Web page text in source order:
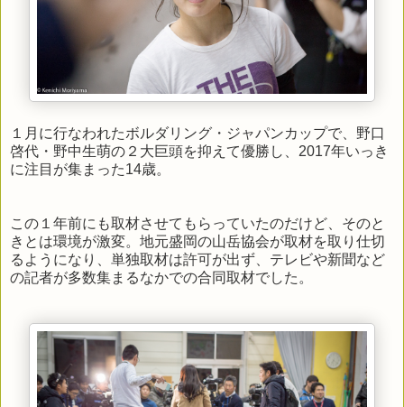
１月に行なわれたボルダリング・ジャパンカップで、野口
啓代・野中生萌の２大巨頭を抑えて優勝し、2017年いっき
に注目が集まった14歳。
この１年前にも取材させてもらっていたのだけど、そのと
きとは環境が激変。地元盛岡の山岳協会が取材を取り仕切
るようになり、単独取材は許可が出ず、テレビや新聞など
の記者が多数集まるなかでの合同取材でした。